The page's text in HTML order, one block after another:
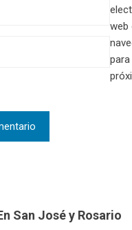
web
para
San José y Rosario